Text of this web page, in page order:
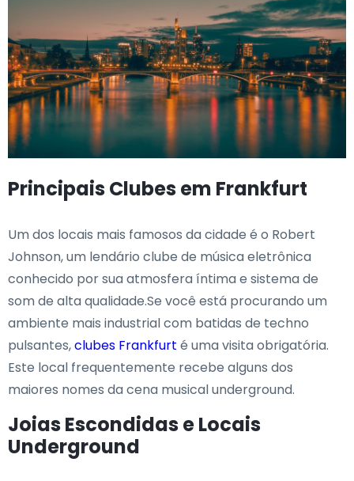
Principais Clubes em Frankfurt
Um dos locais mais famosos da cidade é o Robert
Johnson, um lendário clube de música eletrônica
conhecido por sua atmosfera íntima e sistema de
som de alta qualidade.Se você está procurando um
ambiente mais industrial com batidas de techno
pulsantes,clubes Frankfurt é uma visita obrigatória.
Este local frequentemente recebe alguns dos
maiores nomes da cena musical underground.
Joias Escondidas e Locais
Underground